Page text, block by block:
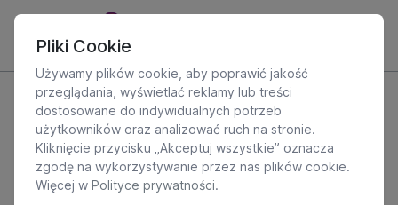
Pliki Cookie
Używamy plików cookie, aby poprawić jakość
przeglądania, wyświetlać reklamy lub treści
dostosowane do indywidualnych potrzeb
użytkowników oraz analizować ruch na stronie.
Kliknięcie przycisku „Akceptuj wszystkie” oznacza
zgodę na wykorzystywanie przez nas plików cookie.
Więcej w Polityce prywatności.